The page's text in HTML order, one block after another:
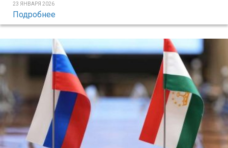
23 ЯНВАРЯ 2026
Подробнее